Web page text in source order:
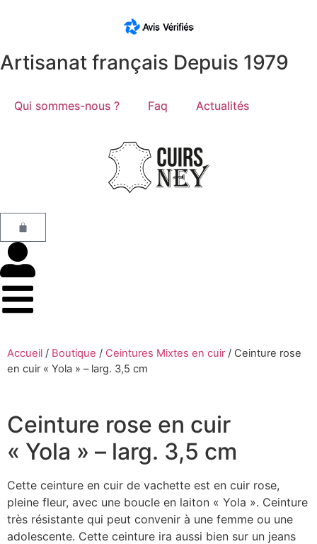
Artisanat français Depuis 1979
Qui sommes-nous ? Faq Actualités
Accueil / Boutique / Ceintures Mixtes en cuir/ Ceinture rose
en cuir « Yola » – larg. 3,5 cm
Ceinture rose en cuir
« Yola » – larg. 3,5 cm
Cette ceinture en cuir de vachette est en cuir rose,
pleine fleur, avec une boucle en laiton « Yola ». Ceinture
très résistante qui peut convenir à une femme ou une
adolescente. Cette ceinture ira aussi bien sur un jeans